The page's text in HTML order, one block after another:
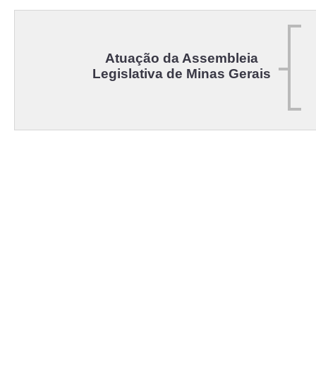
Atuação da Assembleia
Legislativa de Minas Gerais